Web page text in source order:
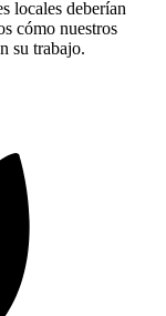
locales deberían
cómo nuestros
su trabajo.